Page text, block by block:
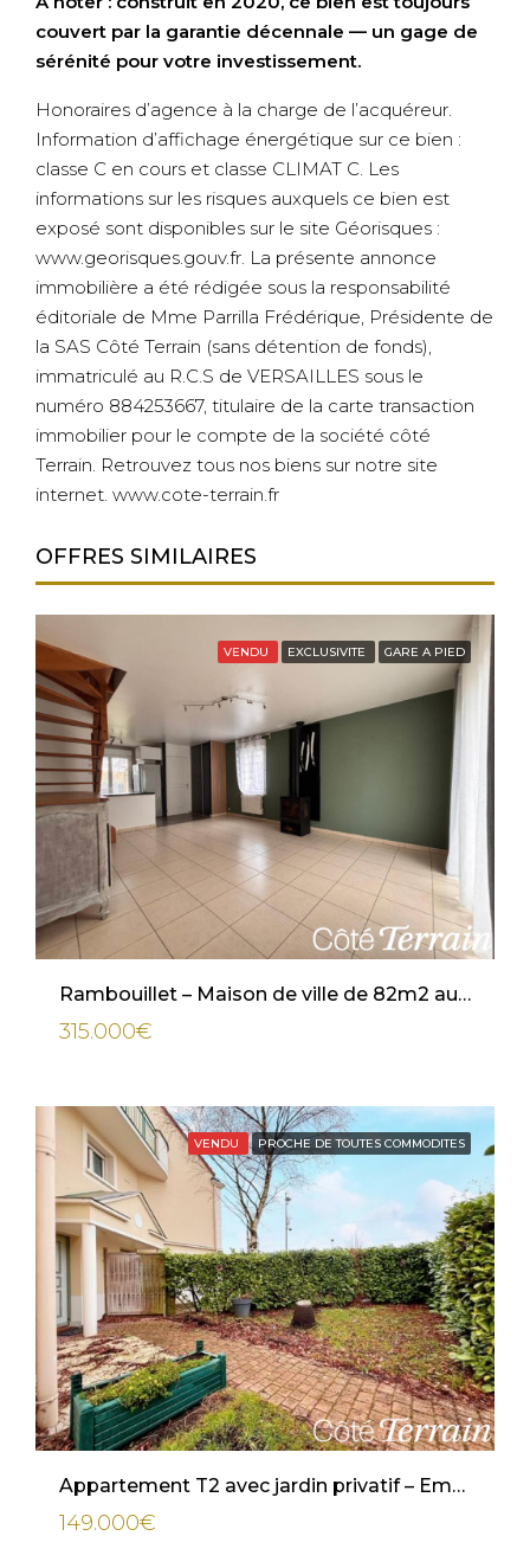
couvert par la garantie décennale — un gage de
sérénité pour votre investissement.
Honoraires d’agence à la charge de l’acquéreur.
Information d’affichage énergétique sur ce bien :
classe C en cours et classe CLIMAT C. Les
informations sur les risques auxquels ce bien est
exposé sont disponibles sur le site Géorisques :
www.georisques.gouv.fr. La présente annonce
immobilière a été rédigée sous la responsabilité
éditoriale de Mme Parrilla Frédérique, Présidente de
la SAS Côté Terrain (sans détention de fonds),
immatriculé au R.C.S de VERSAILLES sous le
numéro 884253667, titulaire de la carte transaction
immobilier pour le compte de la société côté
Terrain. Retrouvez tous nos biens sur notre site
internet. www.cote-terrain.fr
OFFRES SIMILAIRES
VENDU EXCLUSIVITE GARE A PIED
Rambouillet – Maison de ville de 82m2 au sol avec jardin
315.000€
VENDU PROCHE DE TOUTES COMMODITES
Appartement T2 avec jardin privatif – Emplacement idéal proche gare
149.000€